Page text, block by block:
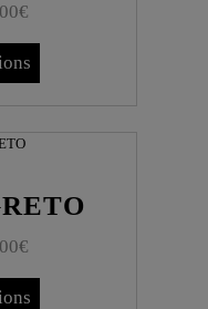
€
€